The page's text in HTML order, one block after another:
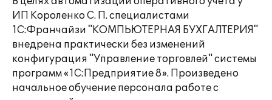
ИП Короленко С. П. специалистами
1С:Франчайзи "КОМПЬЮТЕРНАЯ БУХГАЛТЕРИЯ"
внедрена практически без изменений
конфигурация "Управление торговлей" системы
программ «1С:Предприятие 8». Произведено
начальное обучение персонала работе с